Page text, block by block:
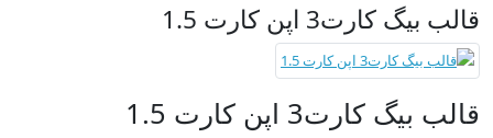
قالب بیگ کارت3 اپن کارت 1.5
قالب بیگ کارت3 اپن کارت 1.5